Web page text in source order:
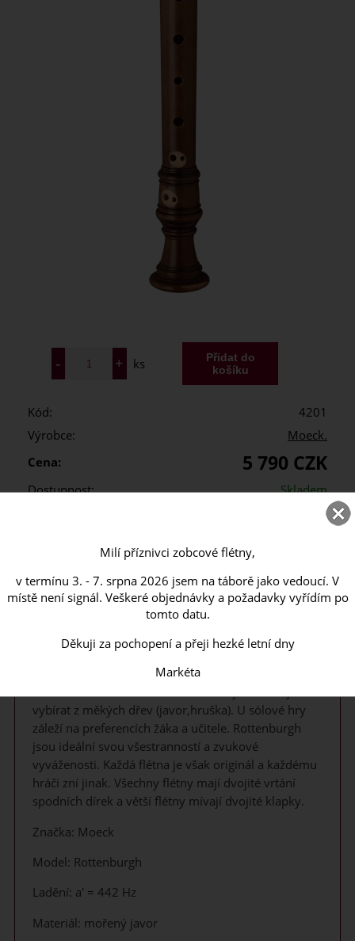
ks
Kód:
4201
Výrobce:
Moeck.
Cena:
5 790 CZK
Dostupnost: Skladem
Poslat známénu
Zobcové flétny z řady Rottenburgh jsou
nejprodávanějšími modely na trhu. Jsou vhodné, jak
pro učitelé ZUŠ, pokročilé žáky ZUŠ, i pro studenty
vybírat z měkých dřev (javor,hruška). U sólové hry
záleží na preferencích žáka a učitele. Rottenburgh
jsou ideální svou všestranností a zvukové
vyváženosti. Každá flétna je však originál a každému
hráči zní jinak. Všechny flétny mají dvojité vrtání
spodních dírek a větší flétny mívají dvojité klapky.
Značka: Moeck
Model: Rottenburgh
Ladění: a' = 442 Hz
Materiál: mořený javor
Milí příznivci zobcové flétny,
v termínu 3. - 7. srpna 2026 jsem na táborě jako vedoucí. V
místě není signál. Veškeré objednávky a požadavky vyřídím po
tomto datu.
Děkuji za pochopení a přeji hezké letní dny
Markéta